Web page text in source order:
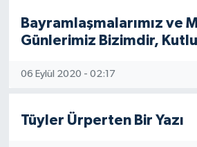
Bayramlaşmalarımız ve
Günlerimiz Bizimdir,
06 Eylül 2020 - 02:17
Tüyler Ürperten Bir Yazı